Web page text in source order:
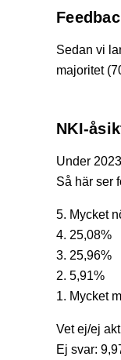
Sedan vi
majoritet
NKI-
Under
Så här ser
5. Mycket
4. 25,08%
3. 25,96%
2. 5,91%
1. Mycket
Vet ej/ej
Ej svar: